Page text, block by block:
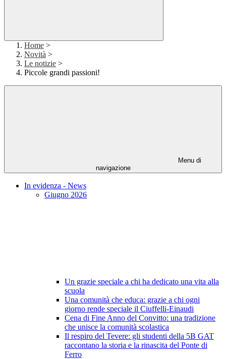
Home >
Novità >
Le notizie >
Piccole grandi passioni!
Menu di
navigazione
In evidenza - News
Giugno 2026
Un grazie speciale a chi ha dedicato una vita alla
scuola
Una comunità che educa: grazie a chi ogni
giorno rende speciale il Ciuffelli-Einaudi
Cena di Fine Anno del Convitto: una tradizione
che unisce la comunità scolastica
Il respiro del Tevere: gli studenti della 5B GAT
raccontano la storia e la rinascita del Ponte di
Ferro